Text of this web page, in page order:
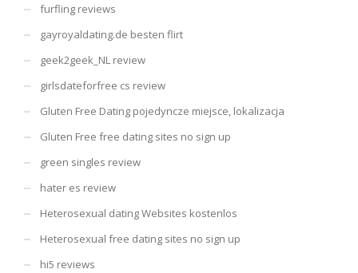
furfling reviews
gayroyaldating.de besten flirt
geek2geek_NL review
girlsdateforfree cs review
Gluten Free Dating pojedyncze miejsce, lokalizacja
Gluten Free free dating sites no sign up
green singles review
hater es review
Heterosexual dating Websites kostenlos
Heterosexual free dating sites no sign up
hi5 reviews